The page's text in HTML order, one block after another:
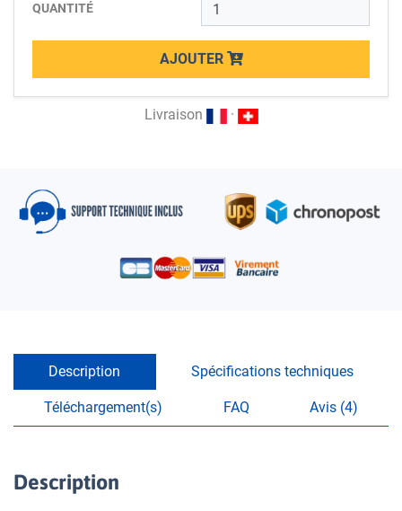
QUANTITÉ
AJOUTER
Livraison
·
Description Spécifications techniques
Téléchargement(s) FAQ Avis (4)
Description